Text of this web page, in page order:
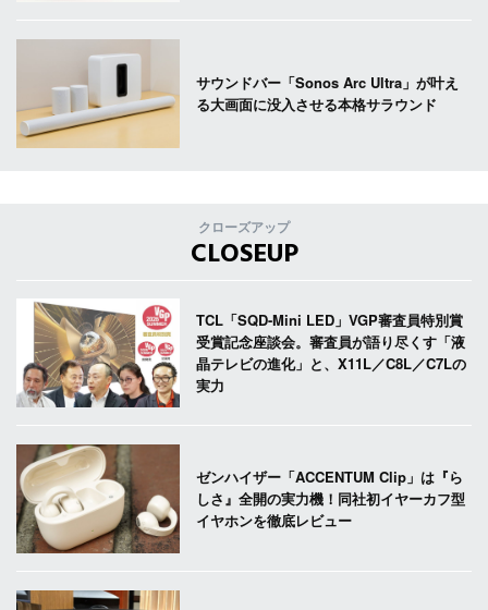
サウンドバー「Sonos Arc Ultra」が叶え
る大画面に没入させる本格サラウンド
クローズアップ
CLOSEUP
TCL「SQD-Mini LED」VGP審査員特別賞
受賞記念座談会。審査員が語り尽くす「液
晶テレビの進化」と、X11L／C8L／C7Lの
実力
ゼンハイザー「ACCENTUM Clip」は『ら
しさ』全開の実力機！同社初イヤーカフ型
イヤホンを徹底レビュー